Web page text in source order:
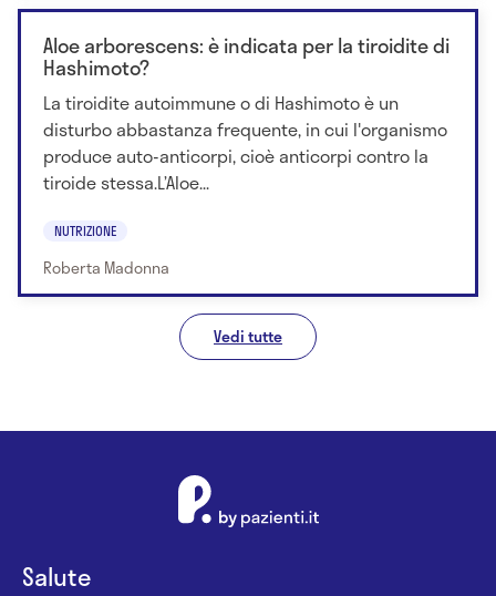
Aloe arborescens: è indicata per la tiroidite di
Hashimoto?
La tiroidite autoimmune o di Hashimoto è un
disturbo abbastanza frequente, in cui l'organismo
produce auto-anticorpi, cioè anticorpi contro la
tiroide stessa.L’Aloe...
NUTRIZIONE
Roberta Madonna
Vedi tutte
Salute